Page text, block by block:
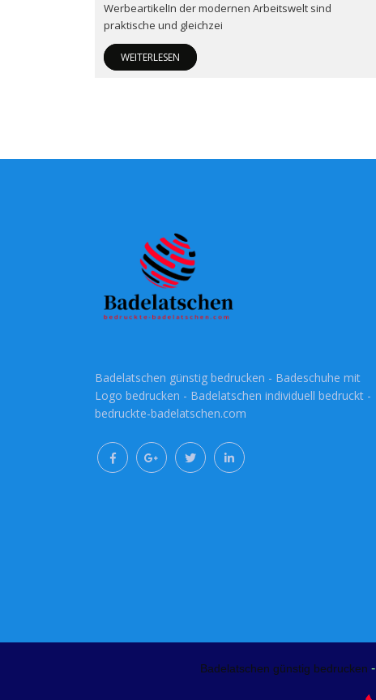
WerbeartikelIn der modernen Arbeitswelt sind
praktische und gleichzei
WEITERLESEN
Badelatschen günstig bedrucken - Badeschuhe mit
Logo bedrucken - Badelatschen individuell bedruckt -
bedruckte-badelatschen.com
Badelatschen günstig bedrucken -